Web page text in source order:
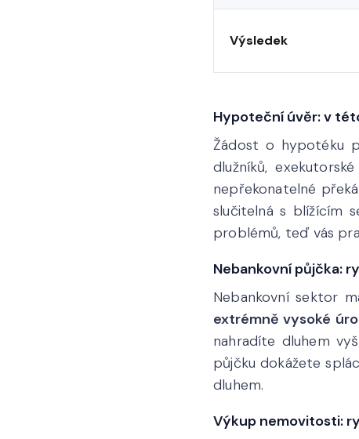
Výsledek
Hypoteční úvěr: v
Žádost o hypotéku
dlužníků,
nepřekonatelné
slučitelná s blížícím
problémů, teď vás
Nebankovní půjčka:
Nebankovní sektor
extrémně vysoké
nahradíte dluhem
půjčku dokážete
dluhem.
Výkup nemovitosti: